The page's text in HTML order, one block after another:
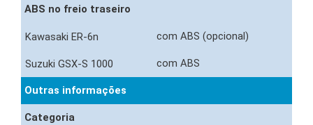
ABS no freio traseiro
com ABS (opcional)
com ABS
Outras informações
Categoria